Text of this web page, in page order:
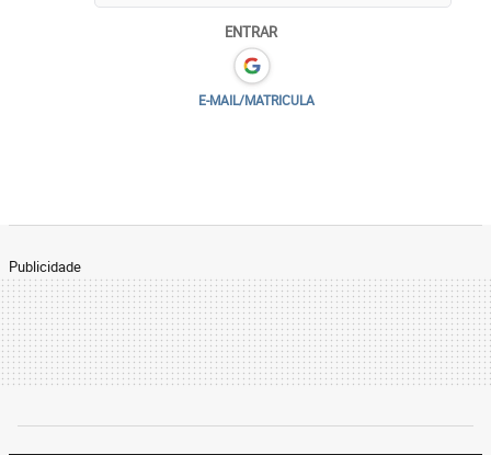
ENTRAR
E-MAIL/MATRICULA
Publicidade